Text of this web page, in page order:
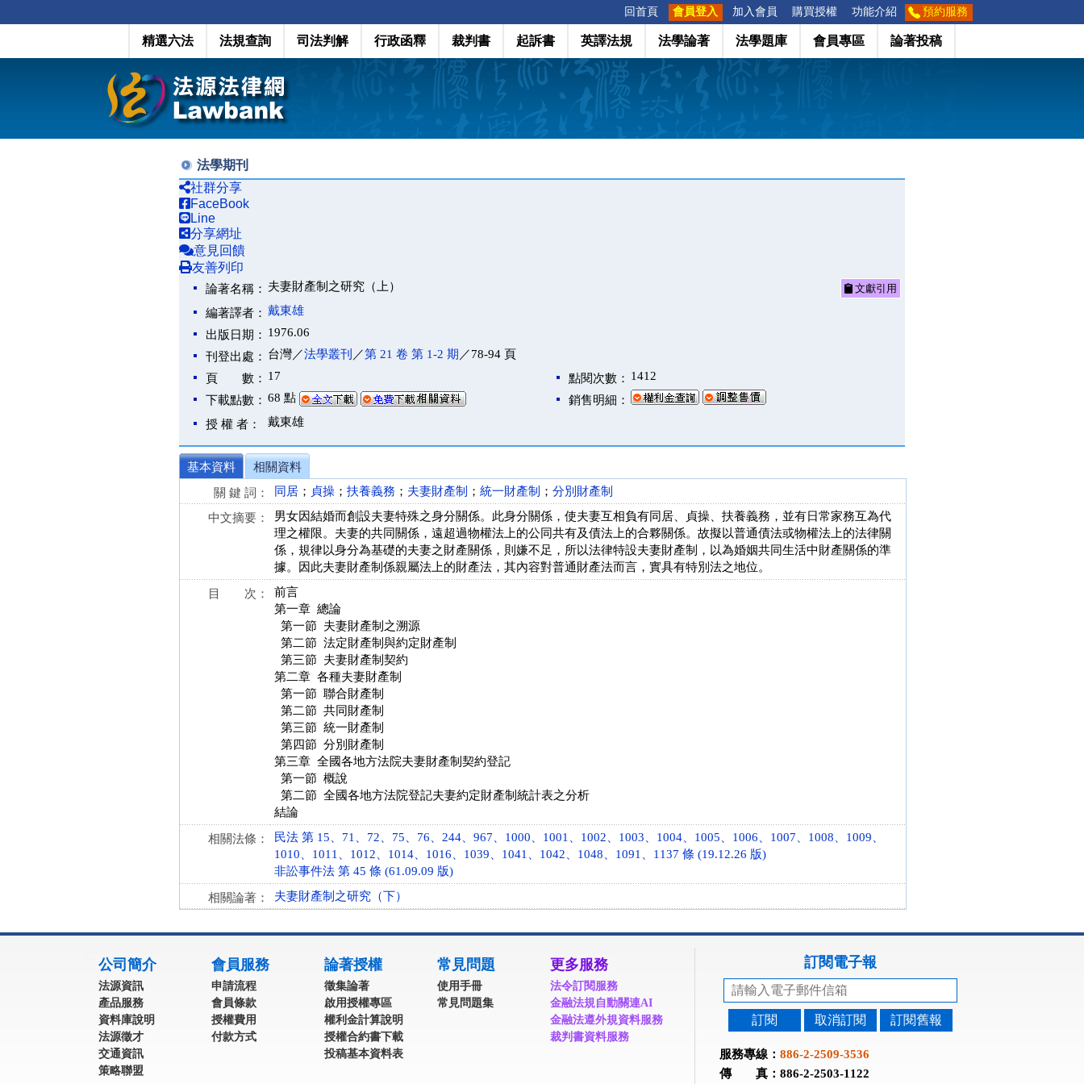
回首頁 會員登入 加入會員 購買授權 功能介紹 預約服務
精選六法 法規查詢 司法判解 行政函釋 裁判書 起訴書 英譯法規 法學論著 法學題庫 會員專區 論著投稿
法學期刊
社群分享
FaceBook
Line
分享網址
意見回饋
友善列印
論著名稱： 夫妻財產制之研究（上） 文獻引用
編著譯者： 戴東雄
出版日期： 1976.06
刊登出處： 台灣／法學叢刊 ／第 21 卷 第 1-2 期 ／78-94 頁
頁 數： 17 點閱次數： 1412
下載點數： 68 點
銷售明細：
授 權 者：
戴東雄
基本資料
相關資料
關 鍵 詞：
同居 ； 貞操 ； 扶養義務 ； 夫妻財產制 ； 統一財產制 ； 分別財產制
中文摘要：
男女因結婚而創設夫妻特殊之身分關係。此身分關係，使夫妻互相負有同居、貞操、扶養義務，並有日常家務互為代
理之權限。夫妻的共同關係，遠超過物權法上的公同共有及債法上的合夥關係。故擬以普通債法或物權法上的法律關
係，規律以身分為基礎的夫妻之財產關係，則嫌不足，所以法律特設夫妻財產制，以為婚姻共同生活中財產關係的準
據。因此夫妻財產制係親屬法上的財產法，其內容對普通財產法而言，實具有特別法之地位。
目 次：
前言
第一章 總論
第一節 夫妻財產制之溯源
第二節 法定財產制與約定財產制
第三節 夫妻財產制契約
第二章 各種夫妻財產制
第一節 聯合財產制
第二節 共同財產制
第三節 統一財產制
第四節 分別財產制
第三章 全國各地方法院夫妻財產制契約登記
第一節 概說
第二節 全國各地方法院登記夫妻約定財產制統計表之分析
結論
相關法條：
民法 第 15、71、72、75、76、244、967、1000、1001、1002、1003、1004、1005、1006、1007、1008、1009、
1010、1011、1012、1014、1016、1039、1041、1042、1048、1091、1137 條 (19.12.26 版)
非訟事件法 第 45 條 (61.09.09 版)
相關論著： 夫妻財產制之研究（下）
公司簡介
法源資訊
產品服務
資料庫說明
法源徵才
交通資訊
策略聯盟
會員服務
申請流程
會員條款
授權費用
付款方式
論著授權
徵集論著
啟用授權專區
權利金計算說明
授權合約書下載
投稿基本資料表
常見問題
使用手冊
常見問題集
更多服務
法令訂閱服務
金融法規自動關連AI
金融法遵外規資料服務
裁判書資料服務
訂閱電子報
訂閱 取消訂閱 訂閱舊報
服務專線： 886-2-2509-3536
傳 真：886-2-2503-1122